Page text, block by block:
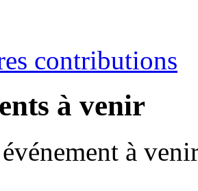
contributions
à venir
à